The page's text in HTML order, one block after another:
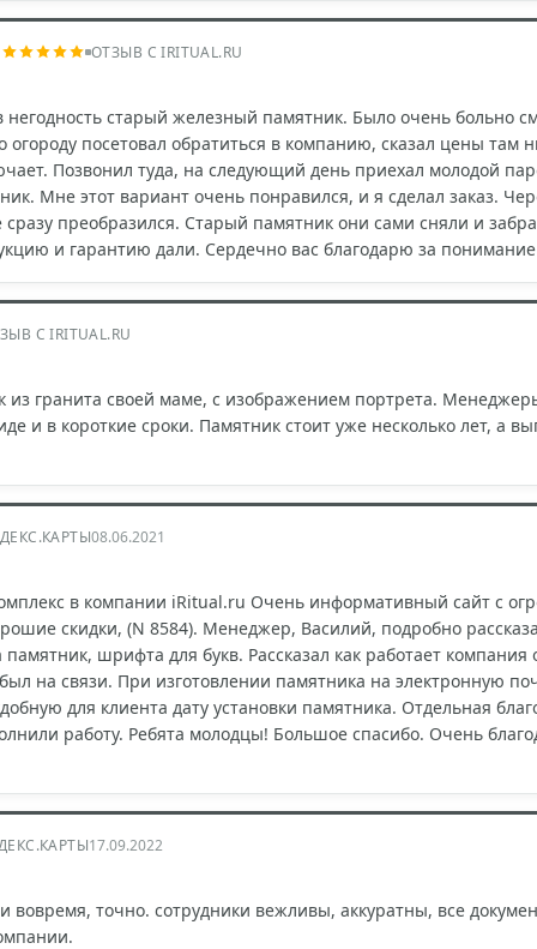
ОТЗЫВ С IRITUAL.RU
старый железный памятник. Было очень больно
посетовал обратиться в компанию, сказал цены там
Позвонил туда, на следующий день приехал молодой
Мне этот вариант очень понравился, и я сделал заказ.
сразу преобразился. Старый памятник они сами сняли и
и гарантию дали. Сердечно вас благодарю за
С IRITUAL.RU
из гранита своей маме, с изображением портрета.
и в короткие сроки. Памятник стоит уже несколько лет, а
08.06.2021
в компании iRitual.ru Очень информативный сайт с
скидки, (N 8584). Менеджер, Василий, подробно
шрифта для букв. Рассказал как работает
на связи. При изготовлении памятника на электронную
для клиента дату установки памятника. Отдельная
работу. Ребята молодцы! Большое спасибо. Очень
17.09.2022
вовремя, точно. сотрудники вежливы, аккуратны, все